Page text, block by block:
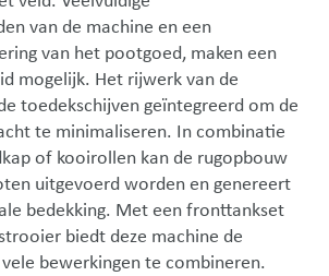
van de machine en een
van het pootgoed, maken een
mogelijk. Het rijwerk van de
toedekschijven geïntegreerd om de
te minimaliseren. In combinatie
of kooirollen kan de rugopbouw
uitgevoerd worden en genereert
bedekking. Met een fronttankset
biedt deze machine de
bewerkingen te combineren.